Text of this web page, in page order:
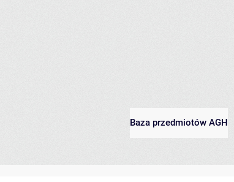
Baza przedmiotów AGH